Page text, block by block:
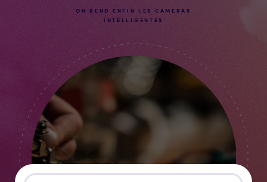
ON REND ENFIN LES CAMÉRAS
INTELLIGENTES